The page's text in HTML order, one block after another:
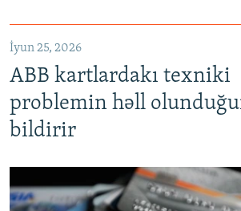
720p 1080p
İyun 25, 2026
ABB kartlardakı texniki
problemin həll
bildirir